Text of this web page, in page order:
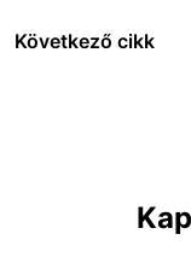
Következő cikk